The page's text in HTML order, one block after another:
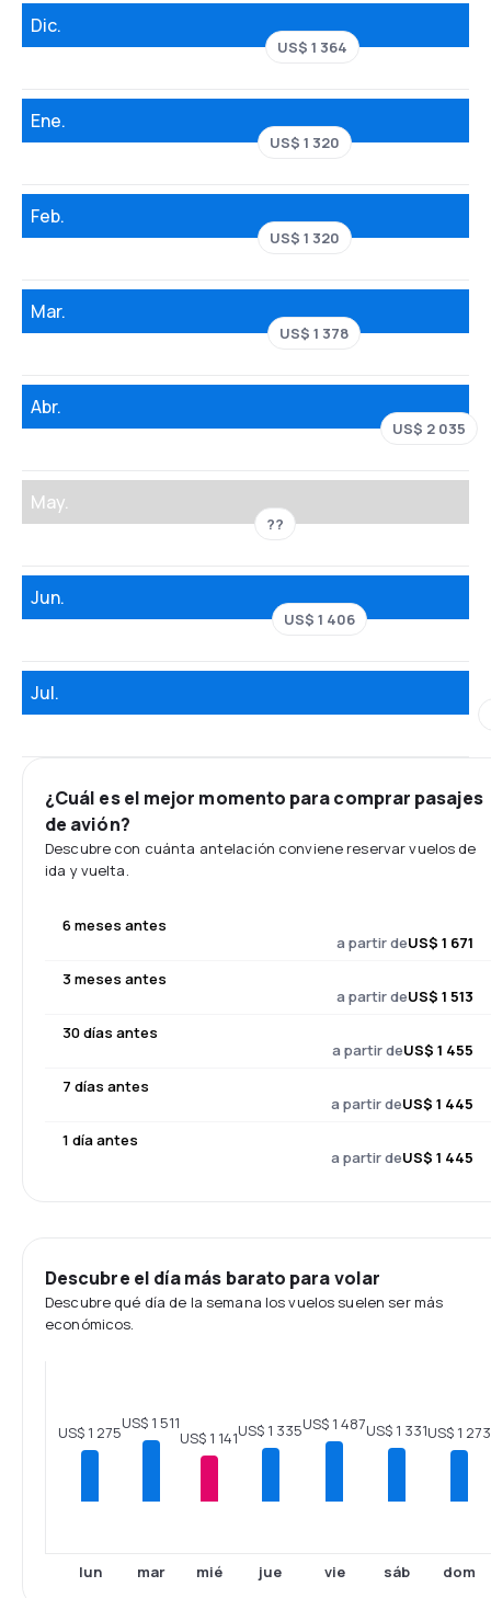
Dic.
US$ 1 364
Ene.
US$ 1 320
Feb.
US$ 1 320
Mar.
US$ 1 378
Abr.
US$ 2 035
May.
??
Jun.
US$ 1 406
Jul.
¿Cuál es el mejor momento para comprar pasajes
de avión?
Descubre con cuánta antelación conviene reservar vuelos de
ida y vuelta.
6 meses antes
a partir deUS$ 1 671
3 meses antes
a partir deUS$ 1 513
30 días antes
a partir deUS$ 1 455
7 días antes
a partir deUS$ 1 445
1 día antes
a partir deUS$ 1 445
Descubre el día más barato para volar
Descubre qué día de la semana los vuelos suelen ser más
económicos.
US$ 1 275
lun
US$ 1 511
mar
US$ 1 141
mié
US$ 1 335
jue
US$ 1 487
vie
US$ 1 331
sáb
US$ 1 273
dom